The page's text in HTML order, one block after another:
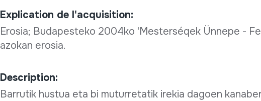
Explication de l'acquisition:
Erosia; Budapesteko 2004ko 'Mesterséqek Ünnepe -
azokan erosia.
Description:
Barrutik hustua eta bi muturretatik irekia dagoen